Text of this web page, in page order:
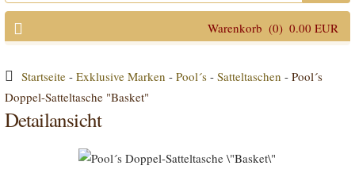
Warenkorb (0) 0.00 EUR
Startseite- Exklusive Marken - Pool´s- Satteltaschen - Pool´s
Doppel-Satteltasche "Basket"
Detailansicht